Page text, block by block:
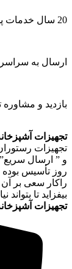
20 سال خدمات پس از فروش
ارسال به سراسر
بازدید و
تجهیزات
تجهیزات
و ” ارسال
روز تأسیس بوده
راکار سعی بر آن
بیفزاید تا
تجهیزات